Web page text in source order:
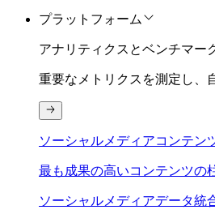
プラットフォーム
アナリティクスとベンチマー
重要なメトリクスを測定し、
ソーシャルメディアコンテン
最も成果の高いコンテンツの
ソーシャルメディアデータ統